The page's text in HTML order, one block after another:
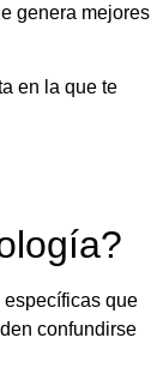
genera mejores
en la que te
que
confundirse